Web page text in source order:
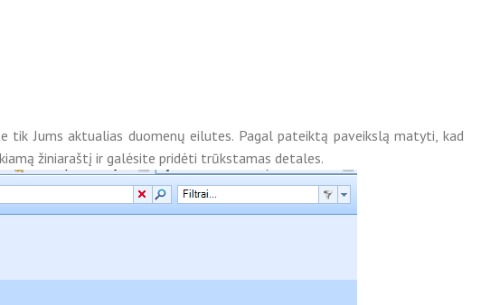
Jums aktualias duomenų eilutes. Pagal pateiktą paveikslą matyti, kad
žiniaraštį ir galėsite pridėti trūkstamas detales.